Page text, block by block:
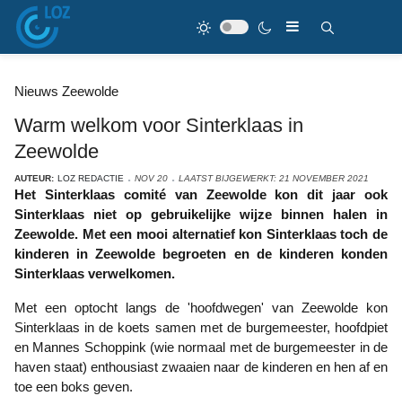
Nieuws Zeewolde
Warm welkom voor Sinterklaas in
Zeewolde
AUTEUR: LOZ REDACTIE NOV 20 LAATST BIJGEWERKT: 21 NOVEMBER 2021
Het Sinterklaas comité van Zeewolde kon dit jaar ook
Sinterklaas niet op gebruikelijke wijze binnen halen in
Zeewolde. Met een mooi alternatief kon Sinterklaas toch de
kinderen in Zeewolde begroeten en de kinderen konden
Sinterklaas verwelkomen.
Met een optocht langs de 'hoofdwegen' van Zeewolde kon
Sinterklaas in de koets samen met de burgemeester, hoofdpiet
en Mannes Schoppink (wie normaal met de burgemeester in de
haven staat) enthousiast zwaaien naar de kinderen en hen af en
toe een boks geven.